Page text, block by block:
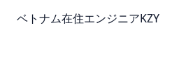
ベトナム在住エンジニアKZY